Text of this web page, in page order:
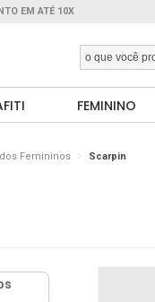
EM ATÉ 10X
FEMININO
Femininos Scarpin